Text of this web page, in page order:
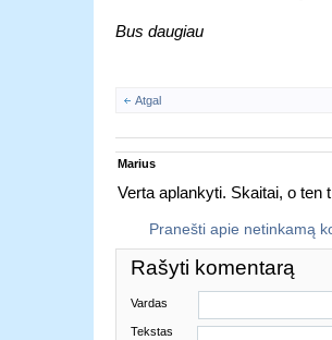
Bus daugiau
Atgal
Marius
Verta aplankyti. Skaitai, o ten
Pranešti apie netinkamą
Rašyti komentarą
Vardas
Tekstas